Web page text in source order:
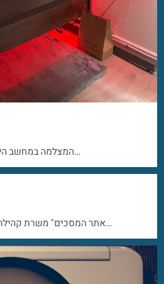
המצלמה במחשב היא חלק חשוב מאוד במקבוק ומוטב…
"אתר המסכים" משרת קהילה צרכנית הצורכת שירותי תיקונים…